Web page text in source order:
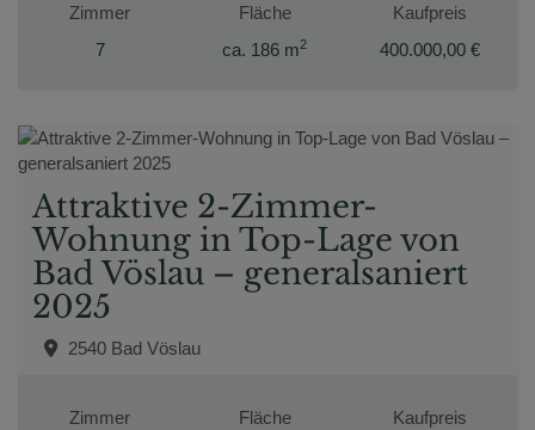
Zimmer
7
Fläche
ca. 186 m2
Kaufpreis
400.000,00 €
Attraktive 2-Zimmer-
Wohnung in Top-Lage von
Bad Vöslau – generalsaniert
2025
2540 Bad Vöslau
Zimmer
Fläche
Kaufpreis